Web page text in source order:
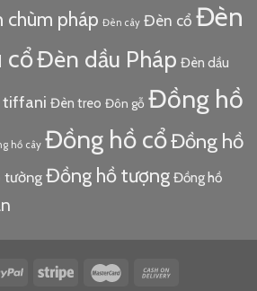
chùm pháp Đèn cây Đèn cổ Đèn
cổĐèn dầu Pháp Đèn dầu
Đèn treo Đôn gỗ Đồng hồ
hồ cây Đồng hồ cổĐồng hồ
tường Đồng hồ tượng Đồng hồ